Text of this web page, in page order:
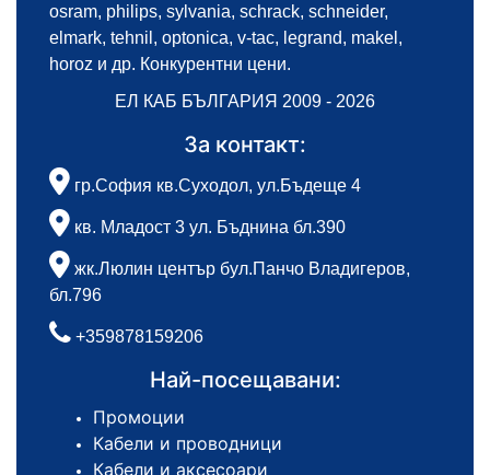
osram, philips, sylvania, schrack, schneider,
elmark, tehnil, optonica, v-tac, legrand, makel,
horoz и др. Конкурентни цени.
ЕЛ КАБ БЪЛГАРИЯ 2009 - 2026
За контакт:
гр.София кв.Суходол, ул.Бъдеще 4
кв. Младост 3 ул. Бъднина бл.390
жк.Люлин център бул.Панчо Владигеров,
бл.796
+359878159206
Най-посещавани:
Промоции
Кабели и проводници
Кабели и аксесоари